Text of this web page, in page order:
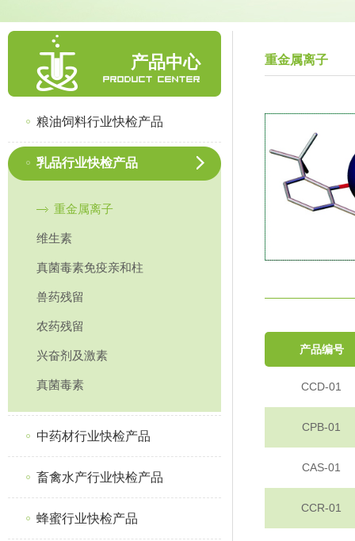
产品中心
粮油饲料行业快检产品
乳品行业快检产品
重金属离子
维生素
真菌毒素免疫亲和柱
兽药残留
农药残留
兴奋剂及激素
真菌毒素
中药材行业快检产品
畜禽水产行业快检产品
蜂蜜行业快检产品
重金属离子
产品编号
CCD-01
CPB-01
CAS-01
CCR-01